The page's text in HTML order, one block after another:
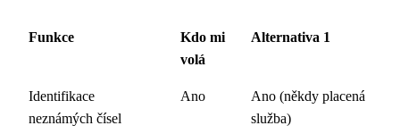
Funkce
Kdo mi
volá
Alternativa 1
Identifikace
neznámých čísel
Ano
Ano (někdy placená
služba)